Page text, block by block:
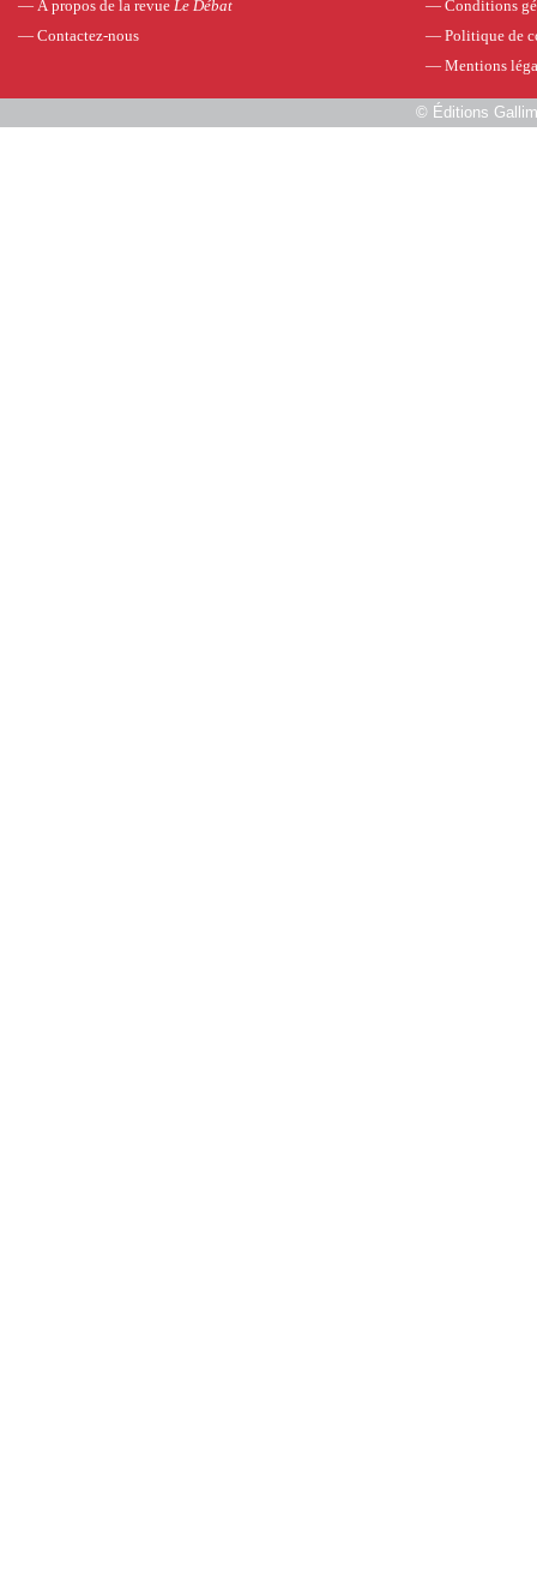
— À propos de la revue Le Débat
— Contactez-nous
— Conditions
— Politique de
— Mentions
© Éditions